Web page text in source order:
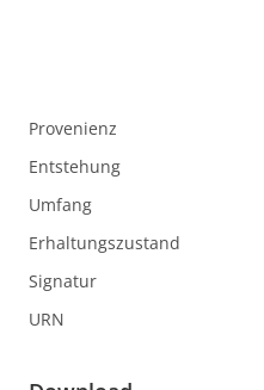
Provenienz
Entstehung
Umfang
Erhaltungszustand
Signatur
URN